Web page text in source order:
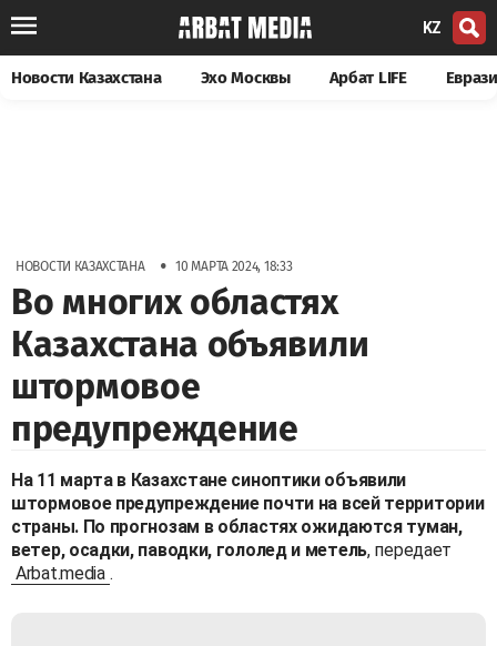
KZ
Новости Казахстана Эхо Москвы Арбат LIFE
НОВОСТИ КАЗАХСТАНА • 10 МАРТА 2024, 18:33
Во многих областях
Казахстана объявили
штормовое
предупреждение
На 11 марта в Казахстане синоптики объявили
штормовое предупреждение почти на всей территории
страны. По прогнозам в областях ожидаются туман,
ветер, осадки, паводки, гололед и метель, передает
Arbat.media .